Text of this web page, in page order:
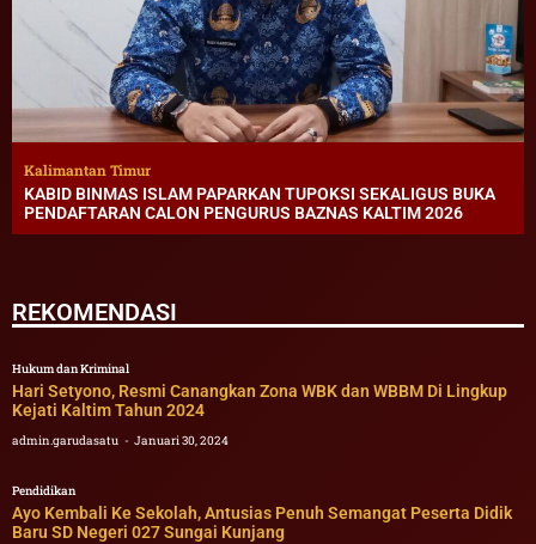
Kalimantan Timur
KABID BINMAS ISLAM PAPARKAN TUPOKSI SEKALIGUS BUKA
PENDAFTARAN CALON PENGURUS BAZNAS KALTIM 2026
REKOMENDASI
Hukum dan Kriminal
Hari Setyono, Resmi Canangkan Zona WBK dan WBBM Di Lingkup
Kejati Kaltim Tahun 2024
admin.garudasatu Januari 30, 2024
Pendidikan
Ayo Kembali Ke Sekolah, Antusias Penuh Semangat Peserta Didik
Baru SD Negeri 027 Sungai Kunjang